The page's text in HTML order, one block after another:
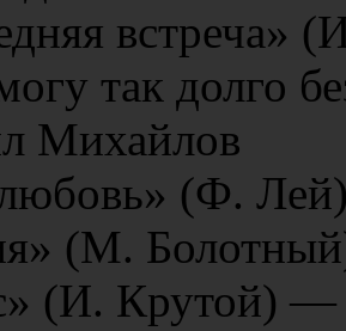
встреча»
так долго
Михайлов
любовь» (Ф.
(М.
(И. Крутой) —